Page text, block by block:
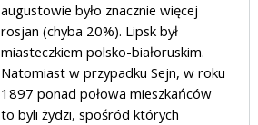
augustowie było znacznie więcej
rosjan (chyba 20%). Lipsk był
miasteczkiem polsko-białoruskim.
Natomiast w przypadku Sejn, w roku
1897 ponad połowa mieszkańców
to byli żydzi, spośród których